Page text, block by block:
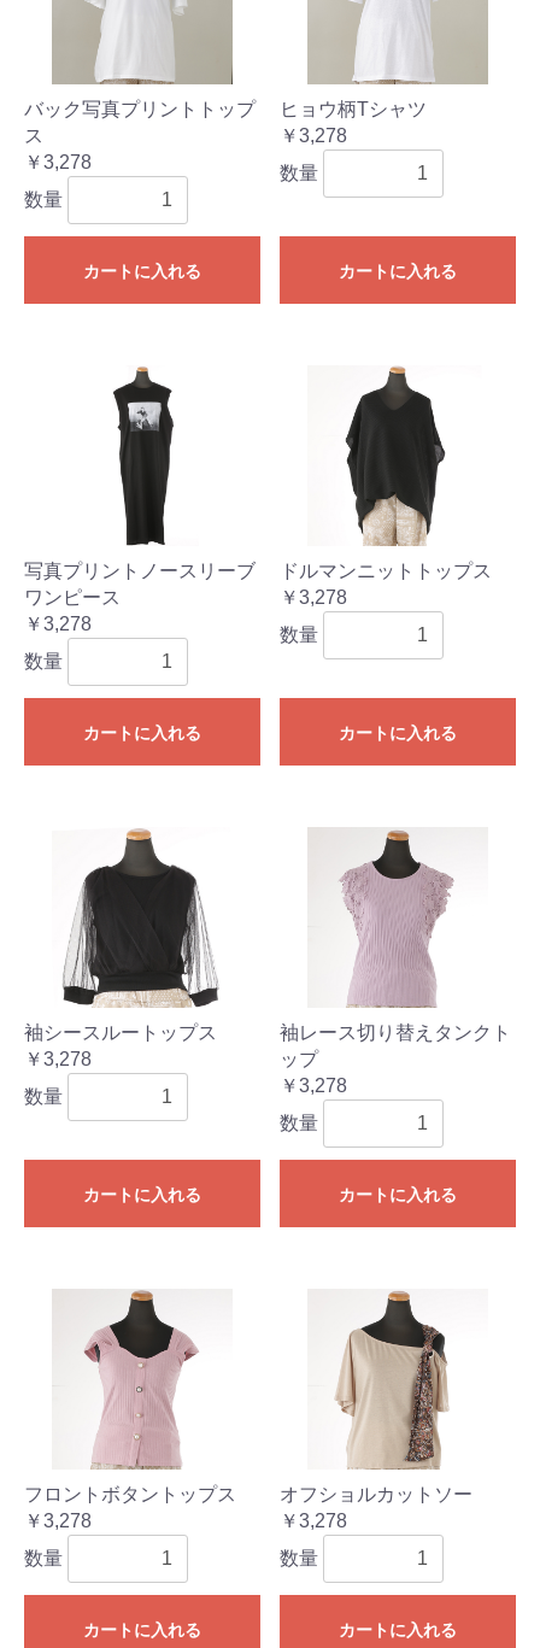
バック写真プリントトップ
ス
￥3,278
数量
カートに入れる
ヒョウ柄Tシャツ
￥3,278
数量
カートに入れる
写真プリントノースリーブ
ワンピース
￥3,278
数量
カートに入れる
ドルマンニットトップス
￥3,278
数量
カートに入れる
袖シースルートップス
￥3,278
数量
カートに入れる
袖レース切り替えタンクト
ップ
￥3,278
数量
カートに入れる
フロントボタントップス
￥3,278
数量
カートに入れる
オフショルカットソー
￥3,278
数量
カートに入れる